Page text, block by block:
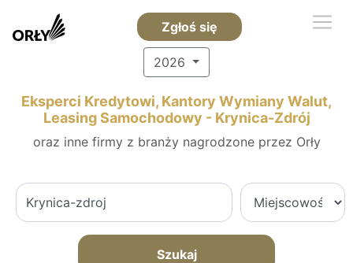
Zgłoś się
2026
Eksperci Kredytowi, Kantory Wymiany Walut,
Leasing Samochodowy - Krynica-Zdrój
oraz inne firmy z branży nagrodzone przez Orły
Szukaj